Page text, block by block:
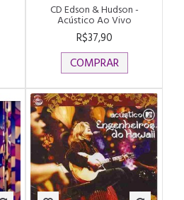
CD Edson & Hudson -
Acústico Ao Vivo
R$37,90
COMPRAR